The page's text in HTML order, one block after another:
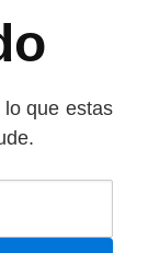
que estas